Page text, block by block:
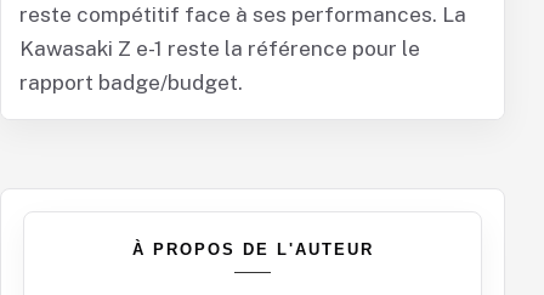
reste compétitif face à ses performances. La
Kawasaki Z e-1 reste la référence pour le
rapport badge/budget.
À PROPOS DE L'AUTEUR